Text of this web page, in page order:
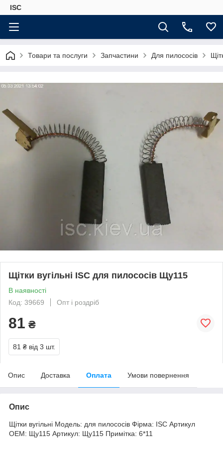
ISC
Товари та послуги Запчастини Для пилососів
Щітки вугільні ISC для пилососів Щу115
В наявності
Код: 39669
Опт і роздріб
81 ₴
81 ₴ від 3 шт.
Опис Доставка Оплата Умови повернення
Опис
Щітки вугільні Модель: для пилососів Фірма: ISC Артикул
OEM: Щу115 Артикул: Щу115 Примітка: 6*11